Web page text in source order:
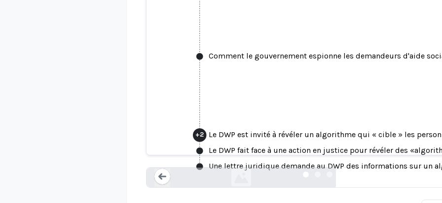
Comment le gouvernement espionne les demandeurs d'aide
+2
Le DWP est invité à révéler un algorithme qui « cible » les
Le DWP fait face à une action en justice pour révéler des
Une lettre juridique demande au DWP des informations sur un
Loading...
Comment le gouvernement espionne les demandeurs
vice.com